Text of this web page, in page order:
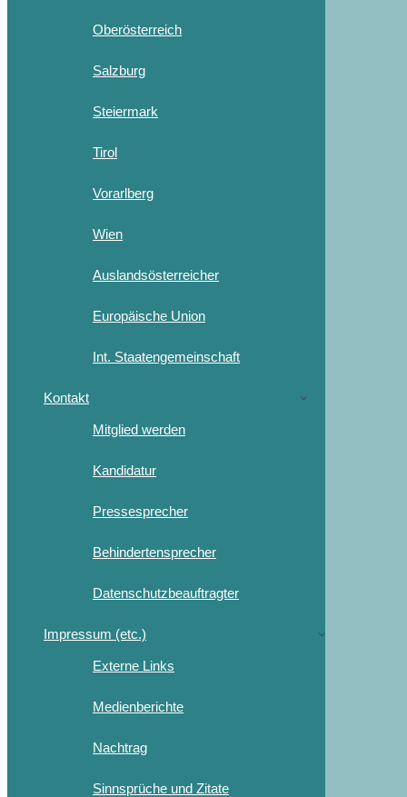
Oberösterreich
Salzburg
Steiermark
Tirol
Vorarlberg
Wien
Auslandsösterreicher
Europäische Union
Int. Staatengemeinschaft
Kontakt
Mitglied werden
Kandidatur
Pressesprecher
Behindertensprecher
Datenschutzbeauftragter
Impressum (etc.)
Externe Links
Medienberichte
Nachtrag
Sinnsprüche und Zitate